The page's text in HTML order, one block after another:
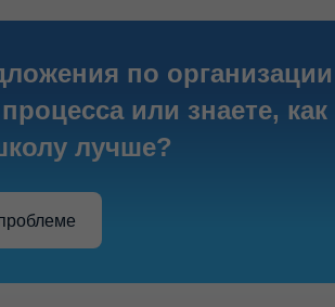
по организации
или знаете, как
лучше?